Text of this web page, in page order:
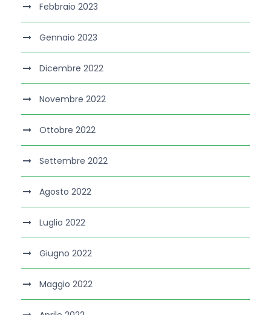
Febbraio 2023
Gennaio 2023
Dicembre 2022
Novembre 2022
Ottobre 2022
Settembre 2022
Agosto 2022
Luglio 2022
Giugno 2022
Maggio 2022